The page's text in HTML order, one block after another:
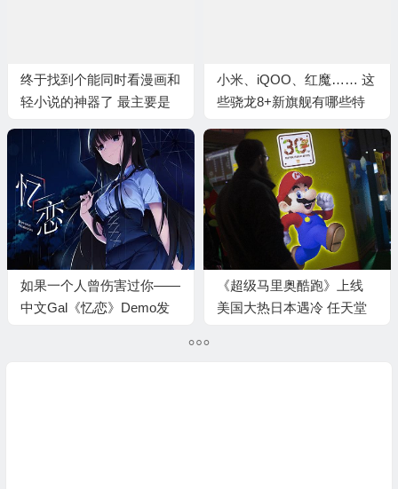
终于找到个能同时看漫画和
轻小说的神器了 最主要是
小米、iQOO、红魔…… 这
些骁龙8+新旗舰有哪些特
如果一个人曾伤害过你——
中文Gal《忆恋》Demo发
《超级马里奥酷跑》上线
美国大热日本遇冷 任天堂